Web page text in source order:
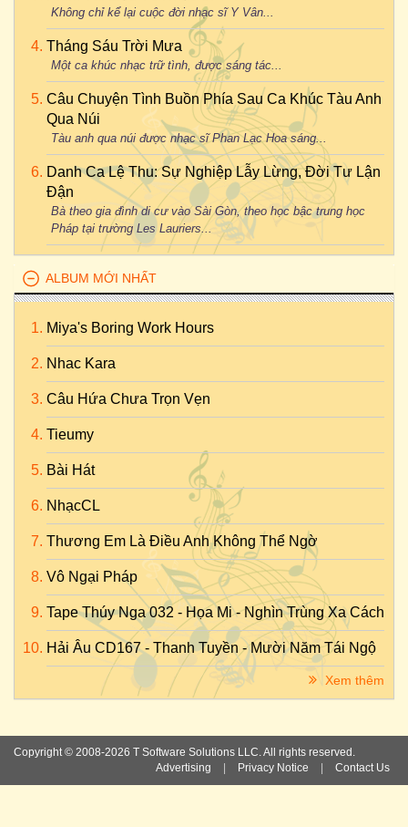
Không chỉ kể lại cuộc đời nhạc sĩ Y Vân...
Tháng Sáu Trời Mưa
Một ca khúc nhạc trữ tình, được sáng tác...
Câu Chuyện Tình Buồn Phía Sau Ca Khúc Tàu Anh
Qua Núi
Tàu anh qua núi được nhạc sĩ Phan Lạc Hoa sáng...
Danh Ca Lệ Thu: Sự Nghiệp Lẫy Lừng, Đời Tư Lận
Đận
Bà theo gia đình di cư vào Sài Gòn, theo học bậc trung học
Pháp tại trường Les Lauriers...
ALBUM MỚI NHẤT
Miya's Boring Work Hours
Nhac Kara
Câu Hứa Chưa Trọn Vẹn
Tieumy
Bài Hát
NhạcCL
Thương Em Là Điều Anh Không Thể Ngờ
Vô Ngại Pháp
Tape Thúy Nga 032 - Họa Mi - Nghìn Trùng Xa Cách
Hải Âu CD167 - Thanh Tuyền - Mười Năm Tái Ngộ
Xem thêm
Copyright © 2008-2026 T Software Solutions LLC. All rights reserved.
Advertising
Privacy Notice Contact Us